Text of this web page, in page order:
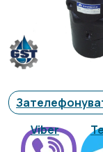
Viber